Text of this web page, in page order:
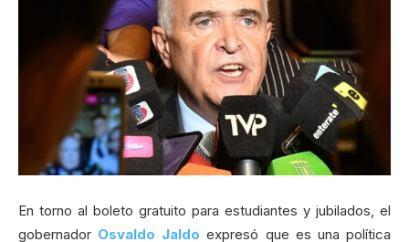
En torno al boleto gratuito para estudiantes y jubilados, el
gobernador Osvaldo Jaldo expresó que es una política